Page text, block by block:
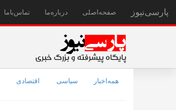
پارسی‌نیوز صفحه‌اصلی درباره‌ما تماس‌با‌ما
همه‌اخبار سیاسی اقتصادی